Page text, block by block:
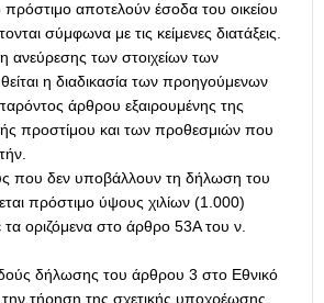
αποτελούν έσοδα του οικείου
σύμφωνα με τις κείμενες διατάξεις.
ανεύρεσης των στοιχείων των
η διαδικασία των προηγούμενων
άρθρου εξαιρουμένης της
προστίμου και των προθεσμιών που
που δεν υποβάλλουν τη δήλωση του
πρόστιμο ύψους χιλίων (1.000)
οριζόμενα στο άρθρο 53Α του ν.
δήλωσης του άρθρου 3 στο Εθνικό
τήρηση της σχετικής υποχρέωσης,